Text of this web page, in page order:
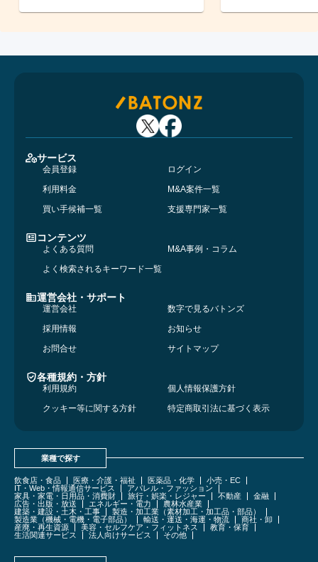
サービス
会員登録
ログイン
利用料金
M&A案件一覧
買い手候補一覧
支援専門家一覧
コンテンツ
よくある質問
M&A事例・コラム
よく検索されるキーワード一覧
運営会社・サポート
運営会社
数字で見るバトンズ
採用情報
お知らせ
お問合せ
サイトマップ
各種規約・方針
利用規約
個人情報保護方針
クッキー等に関する方針
特定商取引法に基づく表示
業種で探す
飲食店・食品 医療・介護・福祉 医薬品・化学
小売・EC
IT・Web・情報通信サービス
アパレル・ファッション
家具・家電・日用品・消費財
旅行・娯楽・レジャー 不動産
金融
広告・出版・放送
エネルギー・電力
農林水産業
建築・建設・土木・工事
製造・加工業（素材加工・加工品・部品）
製造業（機械・電機・電子部品）
輸送・運送・海運・物流
商社・卸
産廃・再生資源
美容・セルフケア・フィットネス
教育・保育
生活関連サービス
法人向けサービス その他